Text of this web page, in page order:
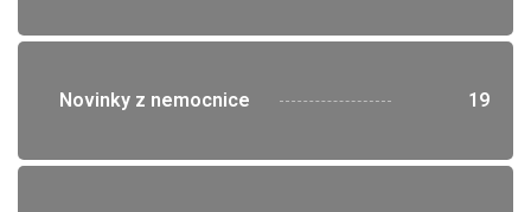
Novinky z nemocnice 19